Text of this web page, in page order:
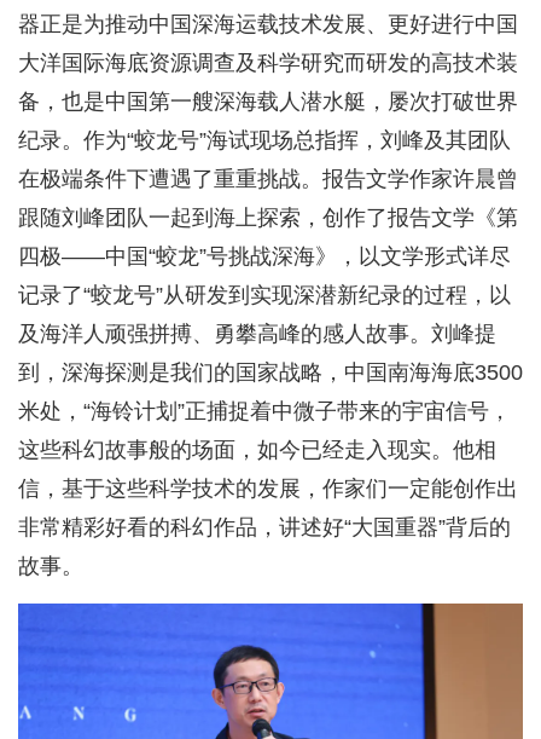
器正是为推动中国深海运载技术发展、更好进行中国
大洋国际海底资源调查及科学研究而研发的高技术装
备，也是中国第一艘深海载人潜水艇，屡次打破世界
纪录。作为“蛟龙号”海试现场总指挥，刘峰及其团队
在极端条件下遭遇了重重挑战。报告文学作家许晨曾
跟随刘峰团队一起到海上探索，创作了报告文学《第
四极——中国“蛟龙”号挑战深海》，以文学形式详尽
记录了“蛟龙号”从研发到实现深潜新纪录的过程，以
及海洋人顽强拼搏、勇攀高峰的感人故事。刘峰提
到，深海探测是我们的国家战略，中国南海海底3500
米处，“海铃计划”正捕捉着中微子带来的宇宙信号，
这些科幻故事般的场面，如今已经走入现实。他相
信，基于这些科学技术的发展，作家们一定能创作出
非常精彩好看的科幻作品，讲述好“大国重器”背后的
故事。